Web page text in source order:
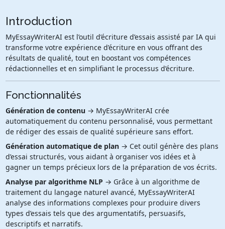
Introduction
MyEssayWriterAI est l’outil d’écriture d’essais assisté par IA qui
transforme votre expérience d’écriture en vous offrant des
résultats de qualité, tout en boostant vos compétences
rédactionnelles et en simplifiant le processus d’écriture.
Fonctionnalités
Génération de contenu→ MyEssayWriterAI crée
automatiquement du contenu personnalisé, vous permettant
de rédiger des essais de qualité supérieure sans effort.
Génération automatique de plan→ Cet outil génère des plans
d’essai structurés, vous aidant à organiser vos idées et à
gagner un temps précieux lors de la préparation de vos écrits.
Analyse par algorithme NLP → Grâce à un algorithme de
traitement du langage naturel avancé, MyEssayWriterAI
analyse des informations complexes pour produire divers
types d’essais tels que des argumentatifs, persuasifs,
descriptifs et narratifs.